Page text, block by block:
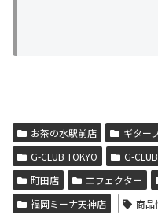
お茶の水駅前店
ギター
G-CLUB TOKYO
G-
町田店
エフェクター
福岡ミーナ天神店
商品